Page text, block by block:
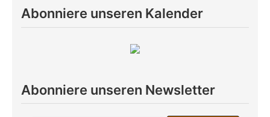
Abonniere unseren Kalender
Abonniere unseren Newsletter